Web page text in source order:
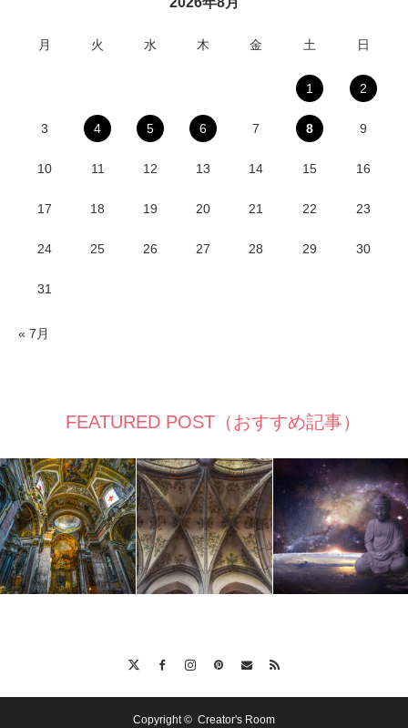
月 火 水 木 金 土 日
1 2
3 4 5 6 7 8 9
10 11 12 13 14 15 16
17 18 19 20 21 22 23
24 25 26 27 28 29 30
31
« 7月
FEATURED POST（おすすめ記事）
Instagram
Pinterest
Contact
RSS
Copyright © Creator's Room